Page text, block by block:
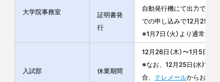
大学院事務室
証明書発
行
自動発行機にて出力できな
での申し込みで12月25日
※1月7日（火）より通常通り
入試部 休業期間
12月26日（木）〜1月5日（日
※なお、12月25日(水)17
合、 テレメールからお申